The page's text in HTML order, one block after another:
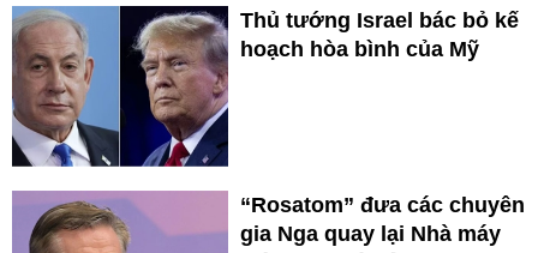
Thủ tướng Israel bác bỏ kế
hoạch hòa bình của Mỹ
“Rosatom” đưa các chuyên
gia Nga quay lại Nhà máy